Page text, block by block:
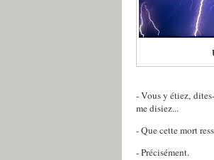
- Vous y étiez,
me disiez...
- Que cette mort
- Précisément.